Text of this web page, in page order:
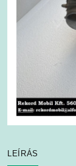
LEÍRÁS